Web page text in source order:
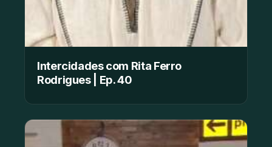
Intercidades com Rita Ferro
Rodrigues | Ep. 40